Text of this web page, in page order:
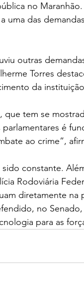
no
uma das demandas
outras
Torres
da
que tem se
é
ao crime”,
constante.
Rodoviária
diretamente na
no
para as